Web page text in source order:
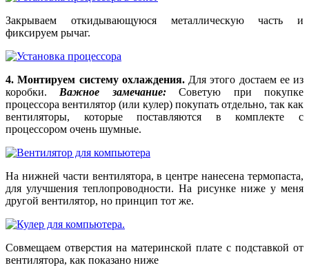
Закрываем откидывающуюся металлическую часть и
фиксируем рычаг.
4. Монтируем систему охлаждения.Для этого достаем ее из
коробки. Важное замечание:Советую при покупке
процессора вентилятор (или кулер) покупать отдельно, так как
вентиляторы, которые поставляются в комплекте с
процессором очень шумные.
На нижней части вентилятора, в центре нанесена термопаста,
для улучшения теплопроводности. На рисунке ниже у меня
другой вентилятор, но принцип тот же.
Совмещаем отверстия на материнской плате с подставкой от
вентилятора, как показано ниже